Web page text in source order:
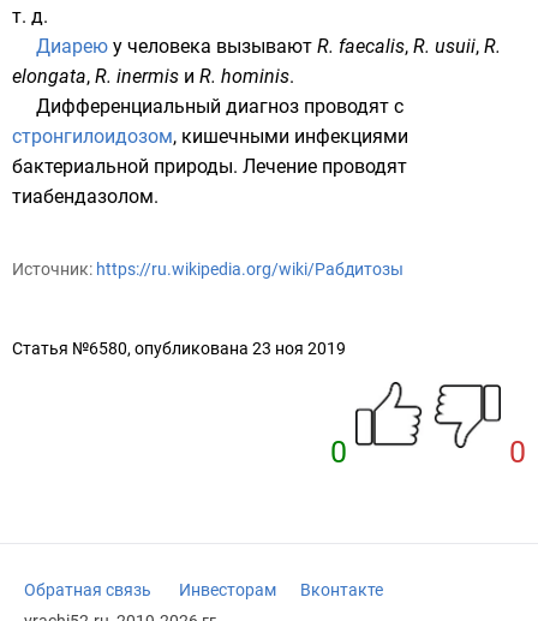
т. д.
Диарею у человека вызывают R. faecalis, R. usuii, R.
elongata, R. inermis и R. hominis.
Дифференциальный диагноз проводят с
стронгилоидозом, кишечными инфекциями
бактериальной природы. Лечение проводят
тиабендазолом.
Источник: https://ru.wikipedia.org/wiki/Рабдитозы
Статья №6580, опубликована 23 ноя 2019
0 0
Обратная связь Инвесторам
Вконтакте